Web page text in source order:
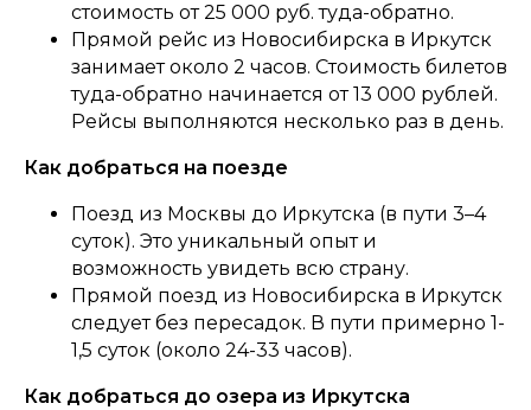
стоимость от 25 000 руб. туда-обратно.
Прямой рейс из Новосибирска в Иркутск
занимает около 2 часов. Стоимость билетов
туда-обратно начинается от 13 000 рублей.
Рейсы выполняются несколько раз в день.
Как добраться на поезде
Поезд из Москвы до Иркутска (в пути 3–4
суток). Это уникальный опыт и
возможность увидеть всю страну.
Прямой поезд из Новосибирска в Иркутск
следует без пересадок. В пути примерно 1-
1,5 суток (около 24-33 часов).
Как добраться до озера из Иркутска